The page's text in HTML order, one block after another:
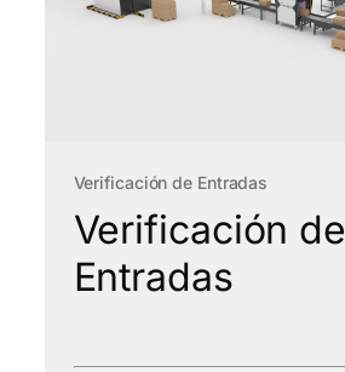
Verificación de Entradas
Verificación de
Entradas